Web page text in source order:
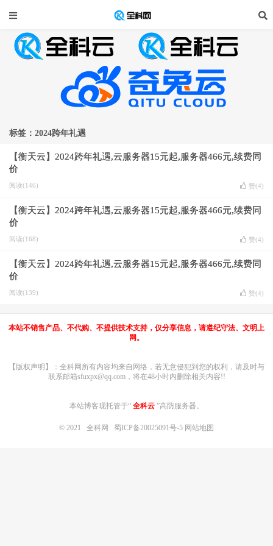
标签：2024跨年礼遇
【衡天云】2024跨年礼遇,云服务器15元起,服务器466元,续费同
价
阅读(146) 赞(4)
【衡天云】2024跨年礼遇,云服务器15元起,服务器466元,续费同
价
阅读(168) 赞(4)
【衡天云】2024跨年礼遇,云服务器15元起,服务器466元,续费同
价
阅读(139) 赞(4)
本站不销售产品、不代购、不提供技术支持，仅分享信息，请遵纪守法、文明上
网。
【版权声明】：全科网所有内容均来自网络，若无意侵犯到您的权利，请及时与
联系邮箱sfuxpx@qq.com，将在48小时内删除相关内容!!
本站博客现托管于“ 全科云 ”高防服务器。
© 2021 全科网 蜀ICP备20025091号-5 网站地图